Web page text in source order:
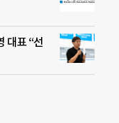
대표 “선